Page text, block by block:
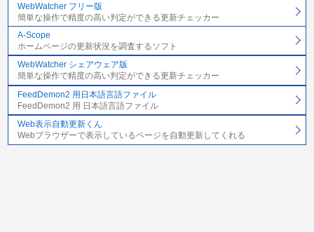
WebWatcher フリー版
簡単な操作で精度の高い判定ができる更新チェッカー
A-Scope
ホームページの更新状況を調査するソフト
WebWatcher シェアウェア版
簡単な操作で精度の高い判定ができる更新チェッカー
FeedDemon2 用日本語言語ファイル
FeedDemon2 用 日本語言語ファイル
Web表示自動更新くん
Webブラウザーで表示しているページを自動更新してくれる